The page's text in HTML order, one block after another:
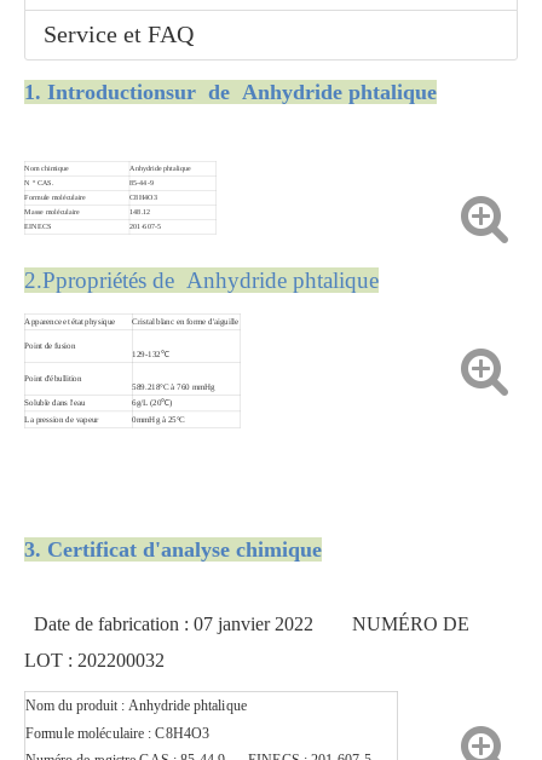
Service et FAQ
1. Introductionsur de Anhydride phtalique
Nom chimique
Anhydride phtalique
N ° CAS.
85-44-9
Formule moléculaire
C8H4O3
Masse moléculaire
148.12
EINECS
201-607-5
2.Ppropriétés de Anhydride phtalique
Apparence et état physique Cristal blanc en forme d'aiguille
Point de fusion
129-132℃
Point d'ébullition
589.218°C à 760 mmHg
Soluble dans l'eau
6g/L (20℃)
La pression de vapeur 0mmHg à 25°C
3. Certificat d'analyse chimique
Date de fabrication : 07 janvier 2022 NUMÉRO DE
LOT : 202200032
Nom du produit : Anhydride phtalique
Formule moléculaire : C8H4O3